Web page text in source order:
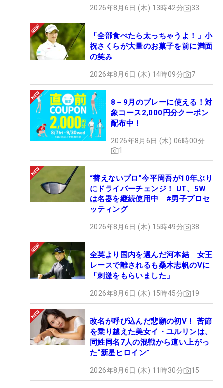
2026年8月6日 (木) 13時42分 33
「全部食べたら太っちゃうよ！」小
祝さくらが大量のお菓子を前に満面
の笑み
2026年8月6日 (木) 14時09分 7
8－9月のプレーに使える！対
象コース2,000円分クーポン
配布中！
2026年8月6日 (木) 06時00分
1
“替えないプロ”今平周吾が10年ぶり
にドライバーチェンジ！ UT、5W
は名器を継続使用中 #男子プロセ
ッティング
2026年8月6日 (木) 15時49分 38
全英より国内を選んだ河本結 女王
レースで離されるも桑木志帆のVに
「刺激をもらいました」
2026年8月6日 (木) 15時45分 19
改名が呼び込んだ悲願の初V！ 苦節
を乗り越えた美女イ・ユルリンは、
同姓同名7人の混戦から這い上がっ
た“新星ヒロイン”
2026年8月6日 (木) 11時30分 15